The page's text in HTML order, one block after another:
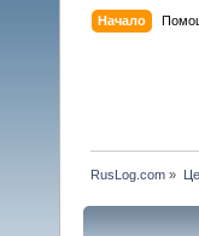
Начало
RusLog.com »